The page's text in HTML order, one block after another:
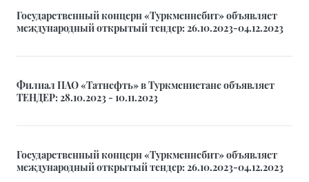
Государственный концерн «Туркменнебит» объявляет
международный открытый тендер: 26.10.2023-04.12.2023
Филиал ПАО «Татнефть» в Туркменистане объявляет
ТЕНДЕР: 28.10.2023 - 10.11.2023
Государственный концерн «Туркменнебит» объявляет
международный открытый тендер: 26.10.2023-04.12.2023